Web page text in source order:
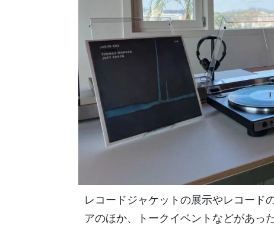
レコードジャケットの展示やレコード
アのほか、トークイベントなどがあっ